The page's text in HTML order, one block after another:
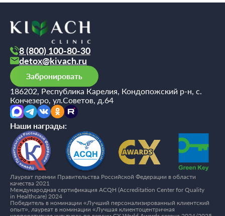
8 (800) 100-80-30
detox@kivach.ru
Забронировать
186202, Республика Карелия, Кондопожский р-н, с.
Кончезеро, ул.Советов, д.64
Наши награды:
Лауреат премии Правительства Российской Федерации в области
качества 2021
Международная сертификация ACQH (Accreditation Center for Quality
in Healthcare) 2024
Победитель в номинации «Лучший персонализированный клиентский
опыт», лауреат в номинации «Лучшая клиентоцентричная